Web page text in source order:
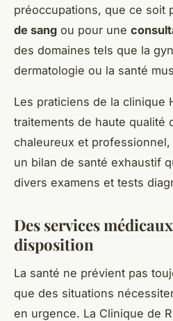
préoccupations, que ce soit
de sang ou pour une
des domaines tels que la
dermatologie ou la santé
Les praticiens de la clinique
traitements de haute qualité
chaleureux et
un bilan de santé exhaustif
divers examens et tests
Des services
disposition
La santé ne prévient pas
que des situations
en urgence. La Clinique de